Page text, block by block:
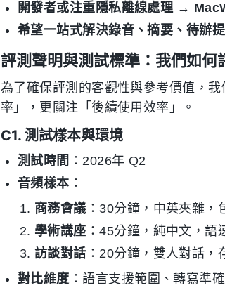
開發者或注重隱私離線處理→
希望一站式解決錄音、摘要、待辦
評測聲明與測試標準：我們如何
為了確保評測的客觀性與參考價值，
率」，更關注「後續使用效率」。
C1. 測試樣本與環境
測試時間 ：2026年 Q2
音頻樣本 ：
商務會議 ：30分鐘，中英夾雜，
學術講座 ：45分鐘，純中文，語
訪談對話 ：20分鐘，雙人對話，
對比維度 ：語言支援範圍、轉寫準